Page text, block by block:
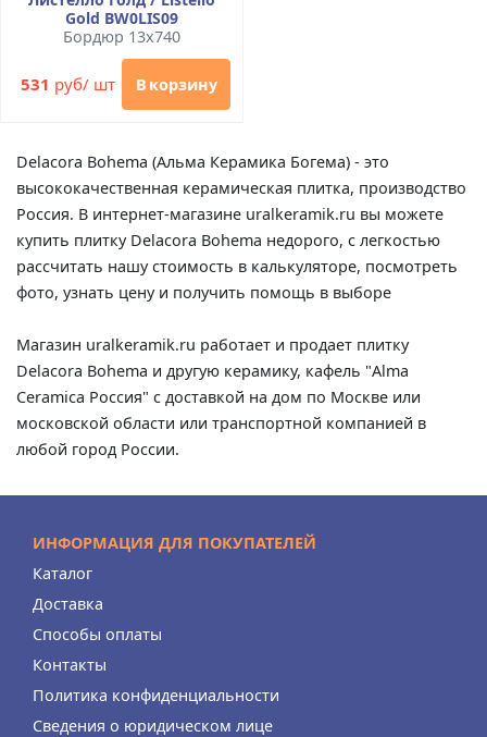
Gold BW0LIS09
Бордюр 13x740
531 руб/ шт В корзину
Delacora Bohema (Альма Керамика Богема) - это
высококачественная керамическая плитка, производство
Россия. В интернет-магазине uralkeramik.ru вы можете
купить плитку Delacora Bohema недорого, с легкостью
рассчитать нашу стоимость в калькуляторе, посмотреть
фото, узнать цену и получить помощь в выборе
Магазин uralkeramik.ru работает и продает плитку
Delacora Bohema и другую керамику, кафель "Alma
Ceramica Россия" с доставкой на дом по Москве или
московской области или транспортной компанией в
любой город России.
ИНФОРМАЦИЯ ДЛЯ ПОКУПАТЕЛЕЙ
Каталог
Доставка
Способы оплаты
Контакты
Политика конфиденциальности
Сведения о юридическом лице